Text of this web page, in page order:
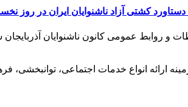
و روابط عمومی کانون ناشنوایان آذربایجان
ارائه انواع خدمات اجتماعی، توانبخشی،